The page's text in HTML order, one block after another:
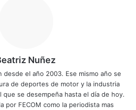
Nuñez
desde el año 2003. Ese mismo año se
de deportes de motor y la industria
que se desempeña hasta el día de hoy.
por FECOM como la periodista mas